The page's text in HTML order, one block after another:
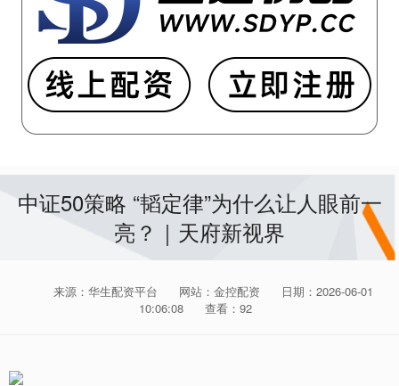
中证50策略 “韬定律”为什么让人眼前一
亮？｜天府新视界
来源：华生配资平台 网站：金控配资
日期：2026-06-01
10:06:08
查看：92